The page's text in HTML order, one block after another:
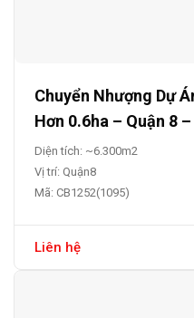
Chuyển Nhượng Dự
Hơn 0.6ha – Quận 8
Diện tích: ~6.300m2
Vị trí: Quận8
Mã: CB1252(1095)
Liên hệ